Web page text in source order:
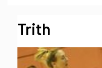
Trith